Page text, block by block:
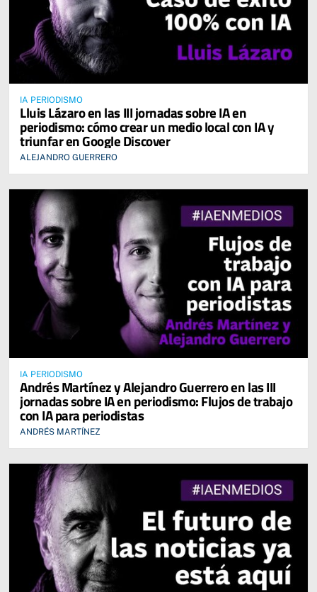
IA PERIODISMO
Lluis Lázaro en las III jornadas sobre IA en
periodismo: cómo crear un medio local con IA y
triunfar en Google Discover
ALEJANDRO GUERRERO
IA PERIODISMO
Andrés Martínez y Alejandro Guerrero en las III
jornadas sobre IA en periodismo: Flujos de trabajo
con IA para periodistas
ANDRÉS MARTÍNEZ